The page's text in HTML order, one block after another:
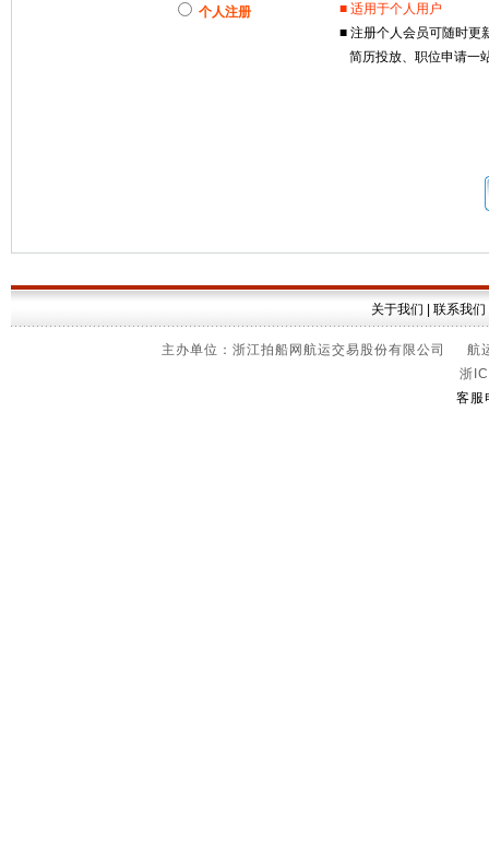
个人注册
■ 适用于个人用户
■ 注册个人会员可随时更
简历投放、职位申请一
关于我们 联系我们
主办单位：浙江拍船网航运交易股份有限公司
浙
客服